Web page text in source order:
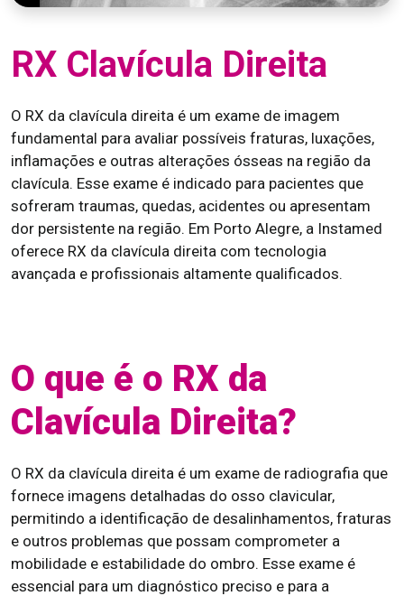
RX Clavícula Direita
O RX da clavícula direita é um exame de imagem
fundamental para avaliar possíveis fraturas, luxações,
inflamações e outras alterações ósseas na região da
clavícula. Esse exame é indicado para pacientes que
sofreram traumas, quedas, acidentes ou apresentam
dor persistente na região. Em Porto Alegre, a Instamed
oferece RX da clavícula direita com tecnologia
avançada e profissionais altamente qualificados.
O que é o RX da
Clavícula Direita?
O RX da clavícula direita é um exame de radiografia que
fornece imagens detalhadas do osso clavicular,
permitindo a identificação de desalinhamentos, fraturas
e outros problemas que possam comprometer a
mobilidade e estabilidade do ombro. Esse exame é
essencial para um diagnóstico preciso e para a